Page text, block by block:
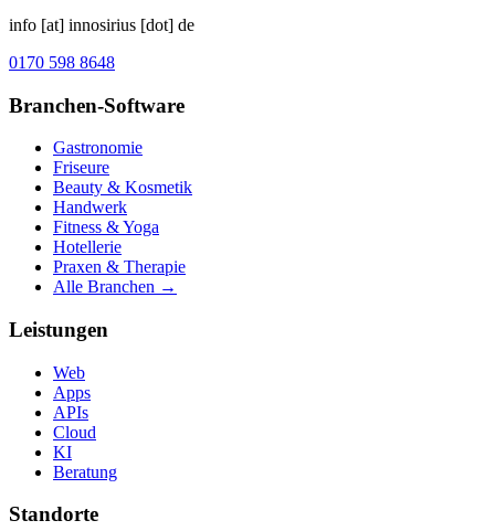
info [at] innosirius [dot] de
0170 598 8648
Branchen-Software
Gastronomie
Friseure
Beauty & Kosmetik
Handwerk
Fitness & Yoga
Hotellerie
Praxen & Therapie
Alle Branchen →
Leistungen
Web
Apps
APIs
Cloud
KI
Beratung
Standorte